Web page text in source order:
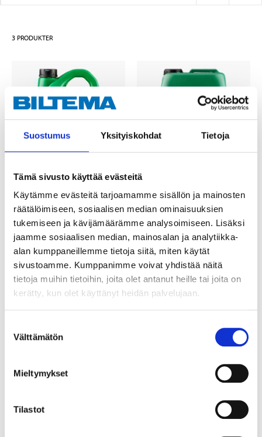
Suostumus Yksityiskohdat Tietoja
Tämä sivusto käyttää evästeitä
Käytämme evästeitä tarjoamamme sisällön ja mainosten
räätälöimiseen, sosiaalisen median ominaisuuksien
tukemiseen ja kävijämäärämme analysoimiseen. Lisäksi
jaamme sosiaalisen median, mainosalan ja analytiikka-
alan kumppaneillemme tietoja siitä, miten käytät
sivustoamme. Kumppanimme voivat yhdistää näitä
tietoja muihin tietoihin, joita olet antanut heille tai joita on
kerätty, kun olet käyttänyt heidän palvelujaan.
valinta
Välttämätön
Mieltymykset
Tilastot
3 PRODUKTER
2295
Semisyntetisk
motorolja 10W-40,
ACEA A3/B3, A3/B4,
4 liter
34-871
Finns i lager i 24varuhus
Säljs ej online
54 95
Semisyntetisk
motorolja 10W-40,
ACEA A3/B3, A3/B4,
10 liter
34-872
Finns i lager i 24 varuhus
Säljs ej online